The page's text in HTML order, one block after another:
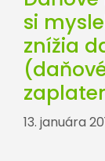
si
znížia
13. januára